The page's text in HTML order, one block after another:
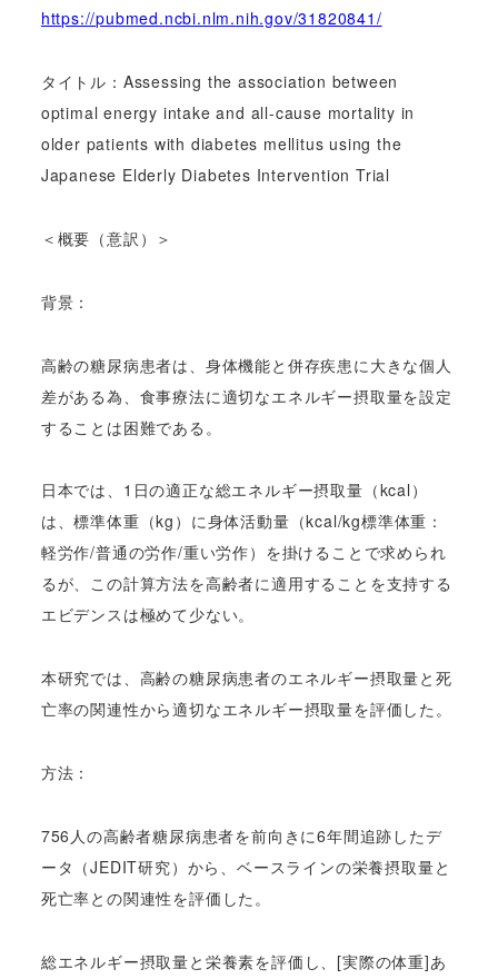
https://pubmed.ncbi.nlm.nih.gov/31820841/
タイトル：Assessing the association between
optimal energy intake and all-cause mortality in
older patients with diabetes mellitus using the
Japanese Elderly Diabetes Intervention Trial
＜概要（意訳）＞
背景：
高齢の糖尿病患者は、身体機能と併存疾患に大きな個人
差がある為、食事療法に適切なエネルギー摂取量を設定
することは困難である。
日本では、1日の適正な総エネルギー摂取量（kcal）
は、標準体重（kg）に身体活動量（kcal/kg標準体重：
軽労作/普通の労作/重い労作）を掛けることで求められ
るが、この計算方法を高齢者に適用することを支持する
エビデンスは極めて少ない。
本研究では、高齢の糖尿病患者のエネルギー摂取量と死
亡率の関連性から適切なエネルギー摂取量を評価した。
方法：
756人の高齢者糖尿病患者を前向きに6年間追跡したデ
ータ（JEDIT研究）から、ベースラインの栄養摂取量と
死亡率との関連性を評価した。
総エネルギー摂取量と栄養素を評価し、[実際の体重]あ